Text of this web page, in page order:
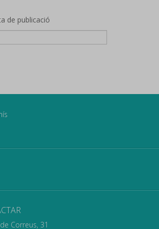
de publicació
Correus, 31